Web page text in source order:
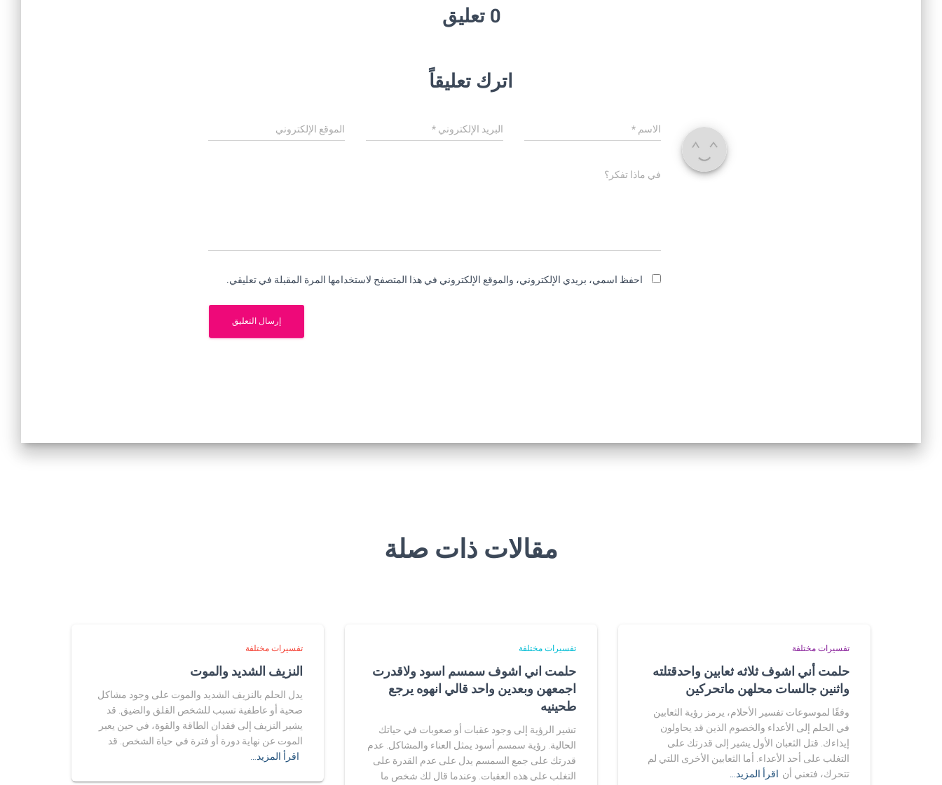
0 تعليق
اترك تعليقاً
الاسم * البريد الإلكتروني* الموقع الإلكتروني
في ماذا تفكر؟
احفظ اسمي، بريدي الإلكتروني، والموقع الإلكتروني في هذا المتصفح لاستخدامها المرة المقبلة في تعليقي.
مقالات ذات صلة
تفسيرات مختلفة
حلمت أني اشوف ثلاثه ثعابين واحدقتلته
واثنين جالسات محلهن ماتحركين
وفقًا لموسوعات تفسير الأحلام، يرمز رؤية الثعابين
في الحلم إلى الأعداء والخصوم الذين قد يحاولون
إيذاءك. قتل الثعبان الأول يشير إلى قدرتك على
التغلب على أحد الأعداء. أما الثعابين الأخرى اللتي لم
تتحرك، فتعني أن اقرأ المزيد…
تفسيرات مختلفة
حلمت اني اشوف سمسم اسود ولاقدرت
اجمعهن وبعدين واحد قالي انهوه يرجع
طحينيه
تشير الرؤية إلى وجود عقبات أو صعوبات في حياتك
الحالية. رؤية سمسم أسود يمثل العناء والمشاكل. عدم
قدرتك على جمع السمسم يدل على عدم القدرة على
التغلب على هذه العقبات. وعندما قال لك شخص ما
تفسيرات مختلفة
النزيف الشديد والموت
يدل الحلم بالنزيف الشديد والموت على وجود مشاكل
صحية أو عاطفية تسبب للشخص القلق والضيق. قد
يشير النزيف إلى فقدان الطاقة والقوة، في حين يعبر
الموت عن نهاية دورة أو فترة في حياة الشخص. قد
اقرأ المزيد…